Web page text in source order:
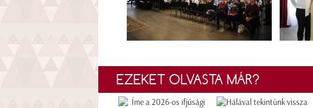
EZEKET OLVASTA MÁR?